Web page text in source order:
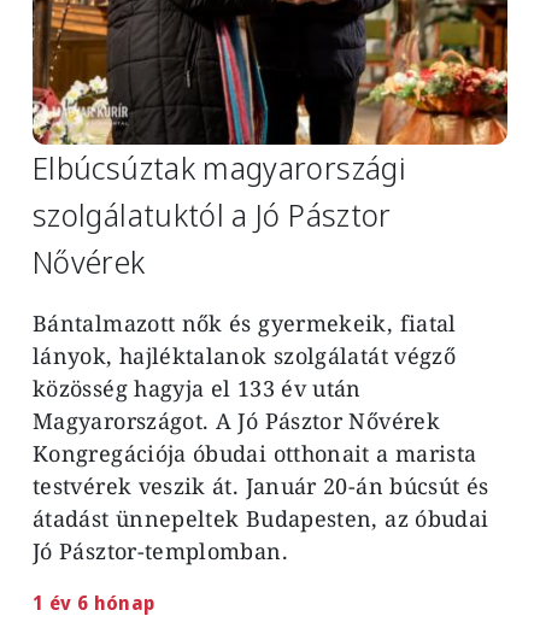
Elbúcsúztak magyarországi
szolgálatuktól a Jó Pásztor
Nővérek
Bántalmazott nők és gyermekeik, fiatal
lányok, hajléktalanok szolgálatát végző
közösség hagyja el 133 év után
Magyarországot. A Jó Pásztor Nővérek
Kongregációja óbudai otthonait a marista
testvérek veszik át. Január 20-án búcsút és
átadást ünnepeltek Budapesten, az óbudai
Jó Pásztor-templomban.
1 év 6 hónap